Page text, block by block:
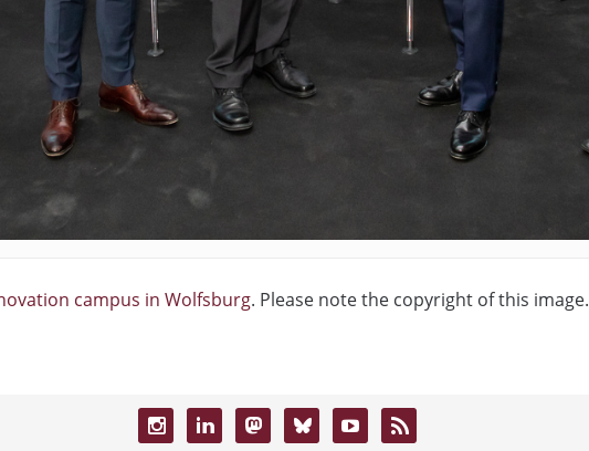
campus in Wolfsburg. Please note the copyright of this image.